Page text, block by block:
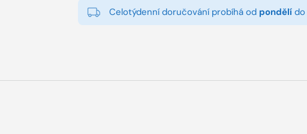
Celotýdenní doručování probíhá od pondělído